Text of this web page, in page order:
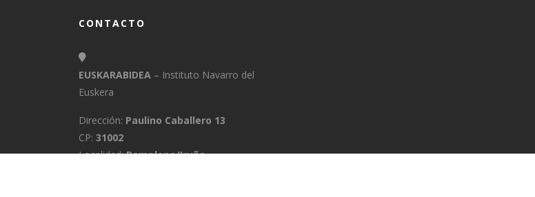
CONTACTO
EUSKARABIDEA – Instituto Navarro del
Euskera
Dirección: Paulino Caballero 13
CP: 31002
Localidad:Pamplona/Iruña